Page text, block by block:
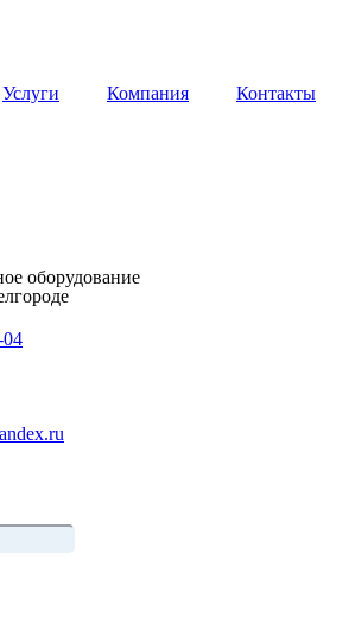
Услуги Компания Контакты
оборудование
04